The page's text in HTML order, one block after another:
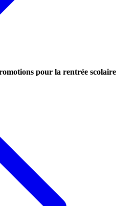
pour la rentrée scolaire